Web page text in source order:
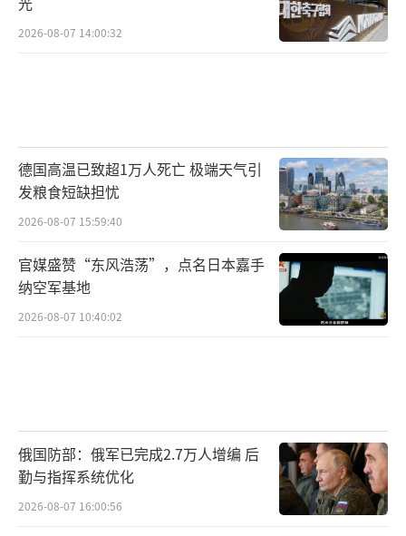
2026-08-07 14:00:32
德国高温已致超1万人死亡 极端天气引
发粮食短缺担忧
2026-08-07 15:59:40
官媒盛赞“东风浩荡”，点名日本嘉手
纳空军基地
2026-08-07 10:40:02
俄国防部：俄军已完成2.7万人增编 后
勤与指挥系统优化
2026-08-07 16:00:56